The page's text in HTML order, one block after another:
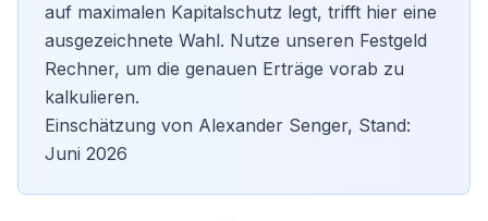
auf maximalen Kapitalschutz legt, trifft hier eine
ausgezeichnete Wahl. Nutze unseren Festgeld
Rechner, um die genauen Erträge vorab zu
kalkulieren.
Einschätzung von Alexander Senger, Stand:
Juni 2026